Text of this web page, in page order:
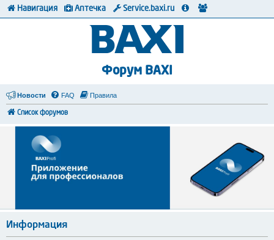
Форум BAXI
Новости FAQ Правила
Список форумов
Информация
Навигация Аптечка Service.baxi.ru